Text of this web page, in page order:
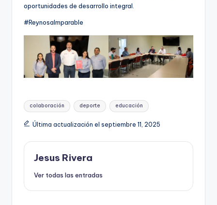
oportunidades de desarrollo integral.
#ReynosaImparable
Etiquetas:
colaboración deporte educación
Última actualización el septiembre 11, 2025
Jesus Rivera
Ver todas las entradas